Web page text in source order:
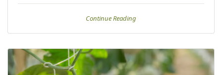
Continue Reading